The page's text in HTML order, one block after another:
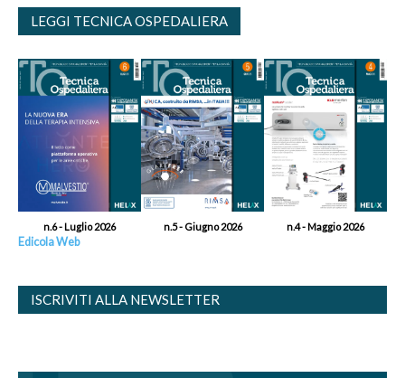
LEGGI TECNICA OSPEDALIERA
n.6 - Luglio 2026 n.5 - Giugno 2026 n.4 - Maggio 2026
Edicola Web
ISCRIVITI ALLA NEWSLETTER